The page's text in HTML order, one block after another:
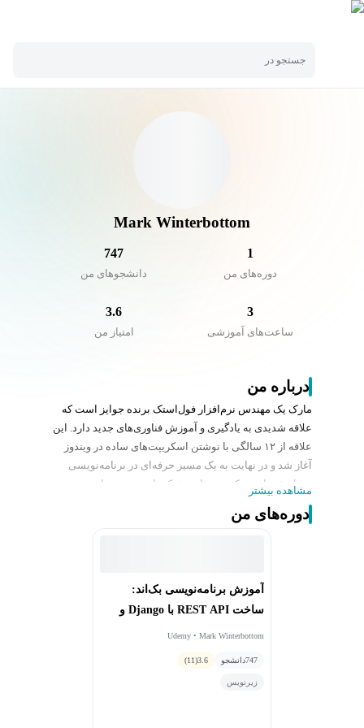
جستجو در
Mark Winterbottom
1
دوره‌های من
747
دانشجو‌های من
3
ساعت‌های آموزشی
3.6
امتیاز من
درباره من
مارک یک مهندس نرم‌افزار فول‌استک برنده جوایز است که
علاقه شدیدی به یادگیری و آموزش فناوری‌های جدید دارد. این
علاقه از ۱۲ سالگی با نوشتن اسکریپت‌های ساده در ویندوز
آغاز شد و در نهایت به یک مسیر حرفه‌ای در برنامه‌نویسی
تبدیل شد. او مدرک خود را در شبکه‌های سیستم‌های
شرکت‌های بزرگ بین‌المللی و استارتاپ‌ها به‌عنوان
London App Developer راه‌اندازی کند. مقالات و آموزش‌های
او در رسانه‌های مطرحی مانند Daily Mail، Mashable،
را به کسب درآمد بهتر از طریق کدنویسی تشویق می‌کند—
مشاهده بیشتر
دوره‌های من
آموزش برنامه‌نویسی بک‌اند:
ساخت REST API با Django و
Python
Udemy • Mark Winterbottom
747دانشجو 3.6
(11)
زیرنویس